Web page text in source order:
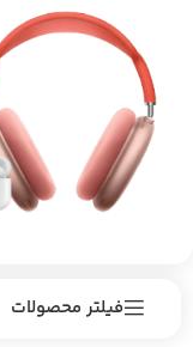
فیلتر محصولات